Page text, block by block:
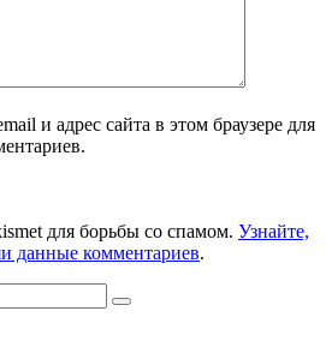
и адрес сайта в этом браузере для
для борьбы со спамом. Узнайте,
данные комментариев.